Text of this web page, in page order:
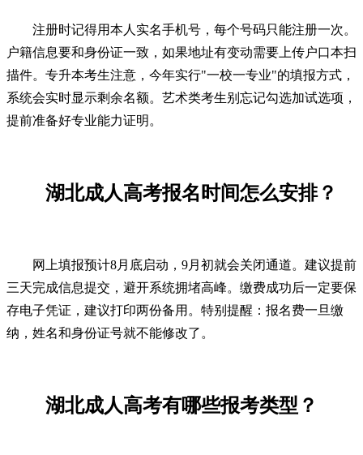
注册时记得用本人实名手机号，每个号码只能注册一次。
户籍信息要和身份证一致，如果地址有变动需要上传户口本扫
描件。专升本考生注意，今年实行"一校一专业"的填报方式，
系统会实时显示剩余名额。艺术类考生别忘记勾选加试选项，
提前准备好专业能力证明。
湖北成人高考报名时间怎么安排？
网上填报预计8月底启动，9月初就会关闭通道。建议提前
三天完成信息提交，避开系统拥堵高峰。缴费成功后一定要保
存电子凭证，建议打印两份备用。特别提醒：报名费一旦缴
纳，姓名和身份证号就不能修改了。
湖北成人高考有哪些报考类型？